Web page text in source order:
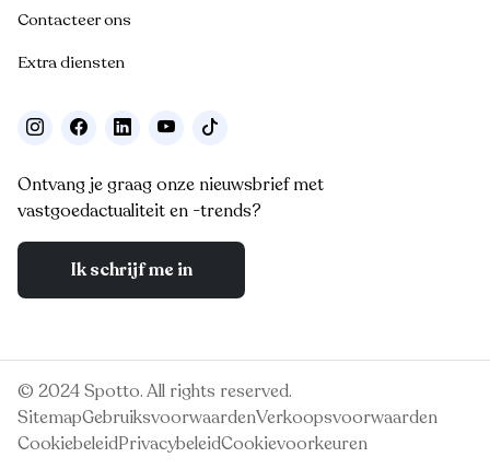
Contacteer ons
Extra diensten
Ontvang je graag onze nieuwsbrief met
vastgoedactualiteit en -trends?
Ik schrijf me in
© 2024 Spotto. All rights reserved.
SitemapGebruiksvoorwaardenVerkoopsvoorwaarden
CookiebeleidPrivacybeleidCookievoorkeuren